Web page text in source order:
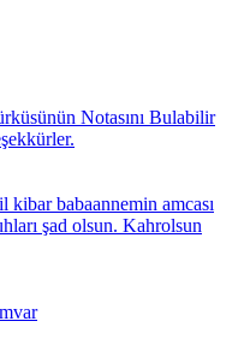
Notasını Bulabilir
kibar babaannemin amcası
şad olsun. Kahrolsun